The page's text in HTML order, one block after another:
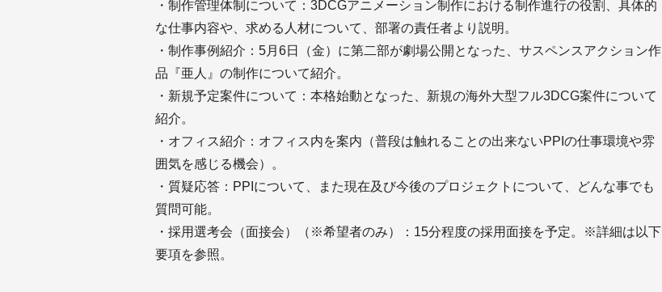
・制作管理体制について：3DCGアニメーション制作における制作進行の役割、具体的
な仕事内容や、求める人材について、部署の責任者より説明。
・制作事例紹介：5月6日（金）に第二部が劇場公開となった、サスペンスアクション作
品『亜人』の制作について紹介。
・新規予定案件について：本格始動となった、新規の海外大型フル3DCG案件について
紹介。
・オフィス紹介：オフィス内を案内（普段は触れることの出来ないPPIの仕事環境や雰
囲気を感じる機会）。
・質疑応答：PPIについて、また現在及び今後のプロジェクトについて、どんな事でも
質問可能。
・採用選考会（面接会）（※希望者のみ）：15分程度の採用面接を予定。※詳細は以下
要項を参照。